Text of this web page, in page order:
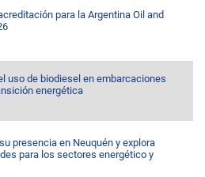
para la Argentina Oil and
uso de biodiesel en embarcaciones
energética
presencia en Neuquén y explora
para los sectores energético y